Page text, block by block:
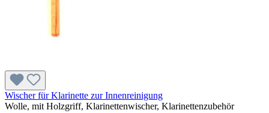
Wischer für Klarinette zur Innenreinigung
Wolle, mit Holzgriff, Klarinettenwischer, Klarinettenzubehör